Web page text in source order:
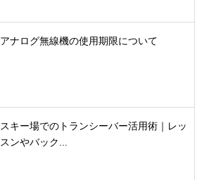
アナログ無線機の使用期限について
スキー場でのトランシーバー活用術｜レッ
スンやバック...